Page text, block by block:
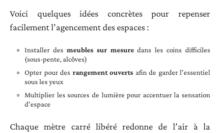
Voici quelques idées concrètes pour repenser
facilement l’agencement des espaces :
Installer des meubles sur mesuredans les coins difficiles
(sous-pente, alcôves)
Opter pour des rangement ouverts afin de garder l’essentiel
sous les yeux
Multiplier les sources de lumière pour accentuer la sensation
d’espace
Chaque mètre carré libéré redonne de l’air à la